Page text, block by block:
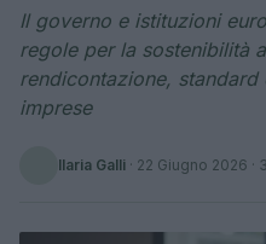
Il governo e istituzioni
regole per la sostenibilità
rendicontazione,
imprese
Ilaria Galli · 22 Giugno 2026 ·